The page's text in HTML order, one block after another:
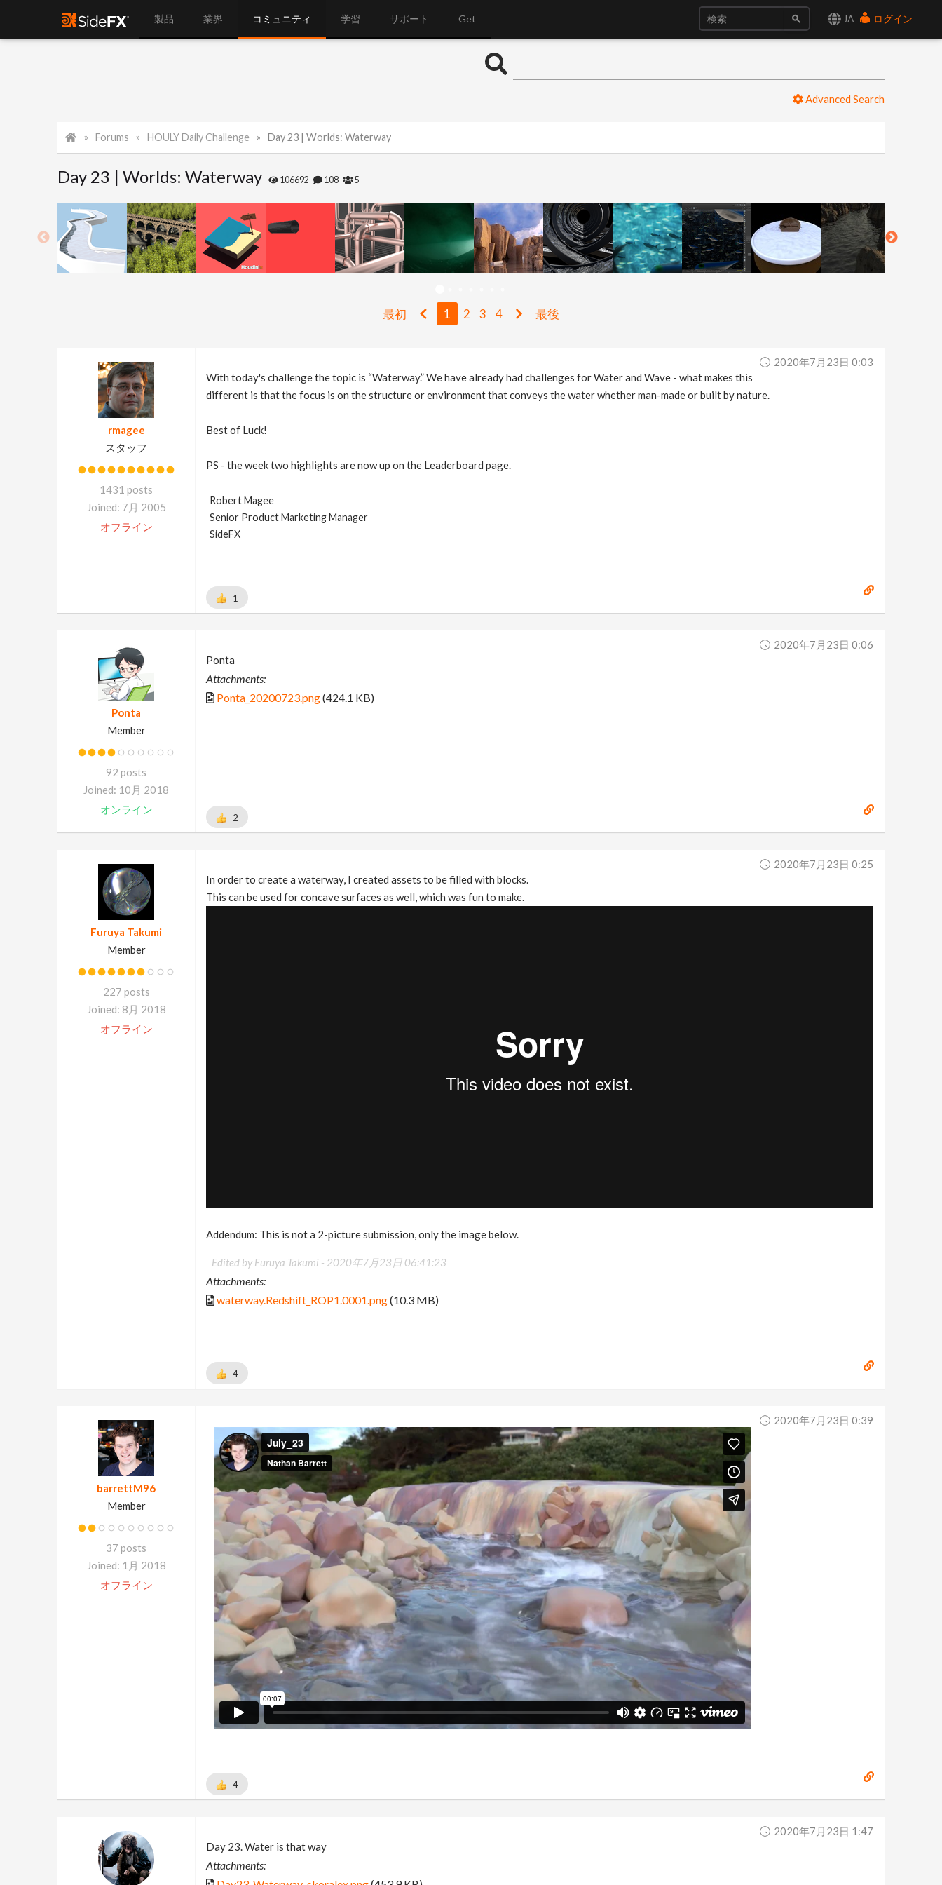
JA ログイン
製品 業界 コミュニティ 学習 サポート Get
Advanced Search
Forums HOULY Daily Challenge Day 23 | Worlds: Waterway
Day 23 | Worlds: Waterway 106692 108 5
最初 1 2 3 4 最後
rmagee
スタッフ
1431 posts
Joined: 7月 2005
オフライン
2020年7月23日 0:03
With today's challenge the topic is “Waterway.” We have already had challenges for Water and Wave - what makes this
different is that the focus is on the structure or environment that conveys the water whether man-made or built by nature.
Best of Luck!
PS - the week two highlights are now up on the Leaderboard page.
Robert Magee
Senior Product Marketing Manager
SideFX
1
Ponta
Member
92 posts
Joined: 10月 2018
オンライン
2020年7月23日 0:06
Ponta
Attachments:
Ponta_20200723.png(424.1 KB)
2
Furuya Takumi
Member
227 posts
Joined: 8月 2018
オフライン
2020年7月23日 0:25
In order to create a waterway, I created assets to be filled with blocks.
This can be used for concave surfaces as well, which was fun to make.
Addendum: This is not a 2-picture submission, only the image below.
Edited by Furuya Takumi - 2020年7月23日 06:41:23
Attachments:
waterway.Redshift_ROP1.0001.png(10.3 MB)
4
barrettM96
Member
37 posts
Joined: 1月 2018
オフライン
2020年7月23日 0:39
4
2020年7月23日 1:47
Day 23. Water is that way
Attachments: